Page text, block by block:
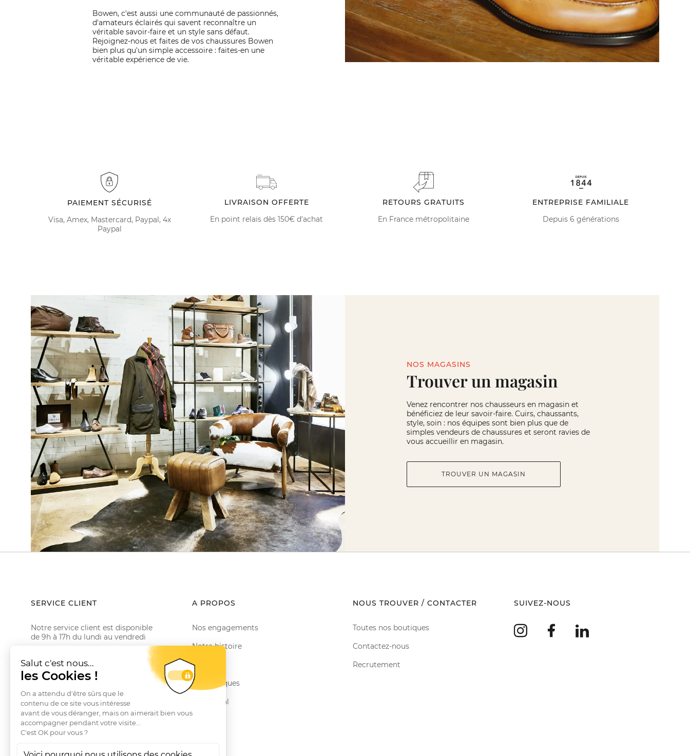
Bowen, c'est aussi une communauté de passionnés,
d'amateurs éclairés qui savent reconnaître un
véritable savoir-faire et un style sans défaut.
Rejoignez-nous et faites de vos chaussures Bowen
bien plus qu'un simple accessoire : faites-en une
véritable expérience de vie.
PAIEMENT SÉCURISÉ
Visa, Amex, Mastercard, Paypal, 4x
Paypal
LIVRAISON OFFERTE
En point relais dès 150€ d'achat
RETOURS GRATUITS
En France métropolitaine
ENTREPRISE FAMILIALE
Depuis 6 générations
NOS MAGASINS
Trouver un magasin
Venez rencontrer nos chausseurs en magasin et
bénéficiez de leur savoir-faire. Cuirs, chaussants,
style, soin : nos équipes sont bien plus que de
simples vendeurs de chaussures et seront ravies de
vous accueillir en magasin.
TROUVER UN MAGASIN
SERVICE CLIENT
Notre service client est disponible
de 9h à 17h du lundi au vendredi
Email serviceclient@manbow.fr
Téléphone01 78 35 10 20
Conditions générales des promotions
Conditions générales de vente
Questions fréquentes
Livraisons et Retours
RGPD
A PROPOS
Nos engagements
Notre histoire
Le Club
Nos marques
Le Journal
NOUS TROUVER / CONTACTER
Toutes nos boutiques
Contactez-nous
Recrutement
SUIVEZ-NOUS
InstagramFacebook
LinkedIn